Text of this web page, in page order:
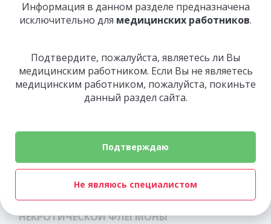
СМОТРИТЕ ТАКЖЕ
1 видео
ПРОФЕССОР В.А. ПУТЬ О ПРЕПАРАТЕ
«ПОЛИГЕМОСТАТ»
1 видео
ПРИМЕНЕНИЕ «ПОЛИГЕМОСТАТА» ПРИ
ХИРУРГИЧЕСКОЙ ОБРАБОТКЕ
НЕКРОТИЧЕСКОЙ ФЛЕГМОНЫ
Информация в данном разделе предназначена
исключительно для медицинских работников.
Подтвердите, пожалуйста, являетесь ли Вы
медицинским работником. Если Вы не являетесь
медицинским работником, пожалуйста, покиньте
данный раздел сайта.
Подтверждаю
Не являюсь специалистом